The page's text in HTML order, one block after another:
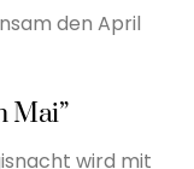
den April
Mai”
wird mit